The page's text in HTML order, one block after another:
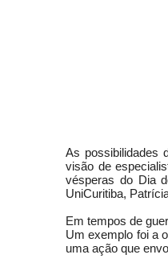
As possibilidades
visão de
vésperas do Dia
UniCuritiba,
Em tempos de
Um exemplo foi a
uma ação que